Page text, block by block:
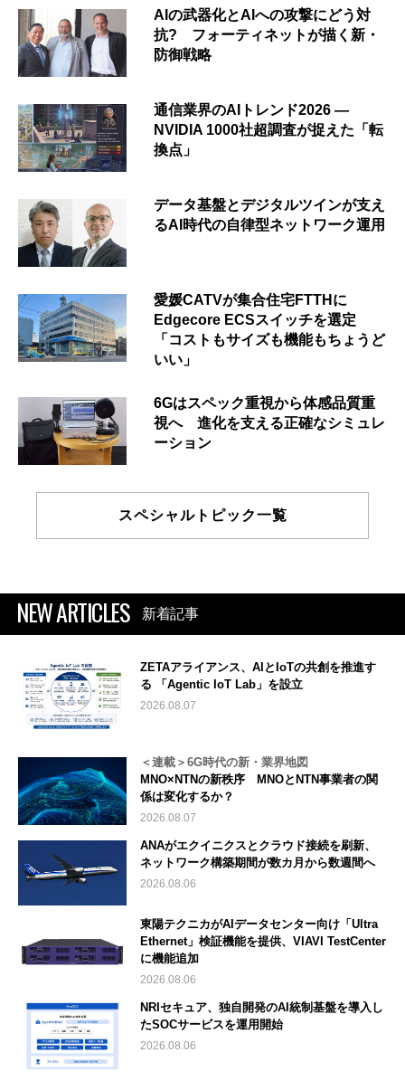
AIの武器化とAIへの攻撃にどう対
抗? フォーティネットが描く新・
防御戦略
通信業界のAIトレンド2026 ―
NVIDIA 1000社超調査が捉えた「転
換点」
データ基盤とデジタルツインが支え
るAI時代の自律型ネットワーク運用
愛媛CATVが集合住宅FTTHに
Edgecore ECSスイッチを選定
「コストもサイズも機能もちょうど
いい」
6Gはスペック重視から体感品質重
視へ 進化を支える正確なシミュレ
ーション
スペシャルトピック一覧
NEW ARTICLES 新着記事
ZETAアライアンス、AIとIoTの共創を推進す
る 「Agentic IoT Lab」を設立
2026.08.07
＜連載＞6G時代の新・業界地図
MNO×NTNの新秩序 MNOとNTN事業者の関
係は変化するか？
2026.08.07
ANAがエクイニクスとクラウド接続を刷新、
ネットワーク構築期間が数カ月から数週間へ
2026.08.06
東陽テクニカがAIデータセンター向け「Ultra
Ethernet」検証機能を提供、VIAVI TestCenter
に機能追加
2026.08.06
NRIセキュア、独自開発のAI統制基盤を導入し
たSOCサービスを運用開始
2026.08.06